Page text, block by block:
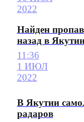
2022
Найден
назад в
11:36
1 ИЮЛ
2022
В Якутии
радаров